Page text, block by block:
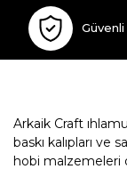
Arkaik Craft
baskı kalıpları ve
hobi malzemeleri